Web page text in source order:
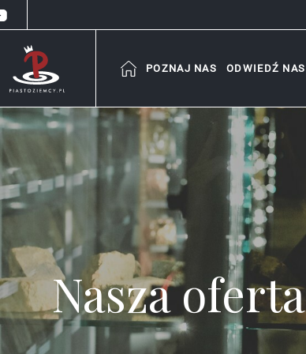
POZNAJ NAS ODWIEDŹ NAS
Nasza oferta